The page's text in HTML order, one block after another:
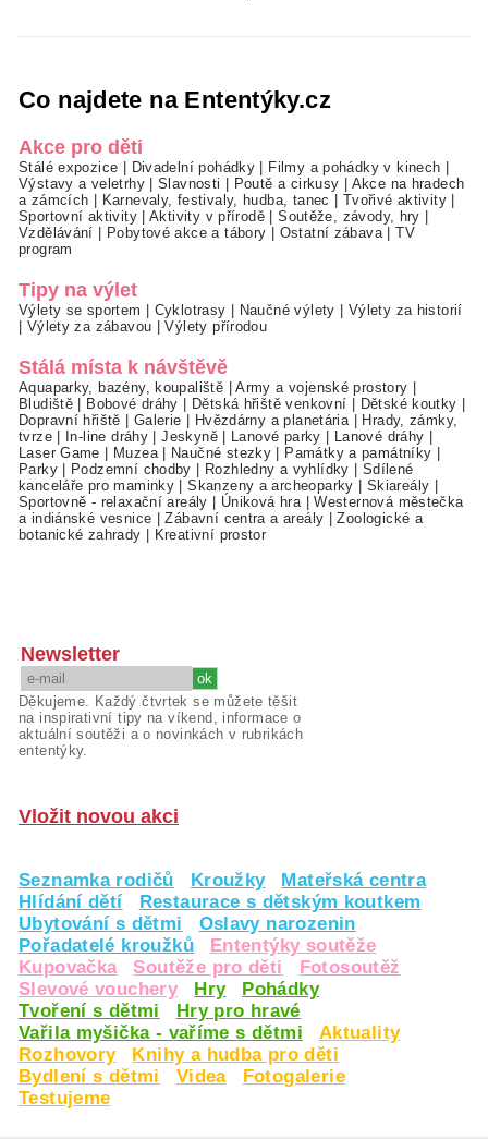
Co najdete na Ententýky.cz
Akce pro děti
Stálé expozice | Divadelní pohádky | Filmy a pohádky v kinech |
Výstavy a veletrhy|Slavnosti | Poutě a cirkusy | Akce na hradech
a zámcích | Karnevaly, festivaly, hudba, tanec | Tvořivé aktivity |
Sportovní aktivity|Aktivity v přírodě |Soutěže, závody, hry |
Vzdělávání | Pobytové akce a tábory | Ostatní zábava |TV
program
Tipy na výlet
Výlety se sportem | Cyklotrasy | Naučné výlety | Výlety za historií
| Výlety za zábavou |Výlety přírodou
Stálá místa k návštěvě
Aquaparky, bazény, koupaliště |Army a vojenské prostory |
Bludiště | Bobové dráhy | Dětská hřiště venkovní | Dětské koutky |
Dopravní hřiště | Galerie | Hvězdárny a planetária | Hrady, zámky,
tvrze| In-line dráhy |Jeskyně| Lanové parky | Lanové dráhy |
Laser Game | Muzea| Naučné stezky | Památky a památníky |
Parky| Podzemní chodby | Rozhledny a vyhlídky | Sdílené
kanceláře pro maminky |Skanzeny a archeoparky | Skiareály |
Sportovně - relaxační areály | Úniková hra |Westernová městečka
a indiánské vesnice |Zábavní centra a areály |Zoologické a
botanické zahrady | Kreativní prostor
Newsletter
Děkujeme. Každý čtvrtek se můžete těšit
na inspirativní tipy na víkend, informace o
aktuální soutěži a o novinkách v rubrikách
ententýky.
Vložit novou akci
Seznamka rodičů Kroužky
Mateřská centra
Hlídání dětí
Restaurace s dětským koutkem
Ubytování s dětmi
Oslavy narozenin
Pořadatelé kroužků
Ententýky soutěže
Kupovačka
Soutěže pro děti
Fotosoutěž
Slevové vouchery
Hry
Pohádky
Tvoření s dětmi
Hry pro hravé
Vařila myšička - vaříme s dětmi
Aktuality
Rozhovory
Knihy a hudba pro děti
Bydlení s dětmi
Videa
Fotogalerie
Testujeme